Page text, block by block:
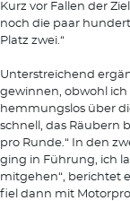
Kurz vor Fallen der
noch die paar
Platz zwei.“
Unterstreichend
gewinnen, obwohl
hemmungslos über
schnell, das Räubern
pro Runde.“ In den
ging in Führung, ich
mitgehen“, berichtet
fiel dann mit